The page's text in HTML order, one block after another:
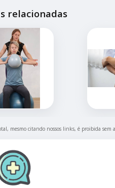
relacionadas
mesmo citando nossos links, é proibida